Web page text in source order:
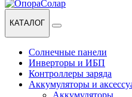
КАТАЛОГ
Солнечные панели
Инверторы и ИБП
Контроллеры заряда
Аккумуляторы и
Аккумуляторы